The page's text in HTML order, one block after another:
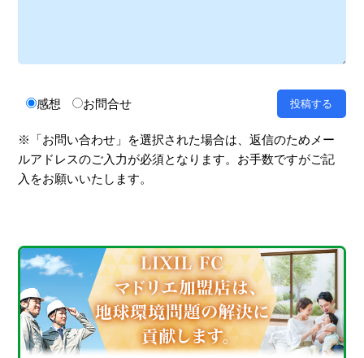
感想 お問合せ
※「お問い合わせ」を選択された場合は、返信のためメー
ルアドレスのご入力が必須となります。お手数ですがご記
入をお願いいたします。